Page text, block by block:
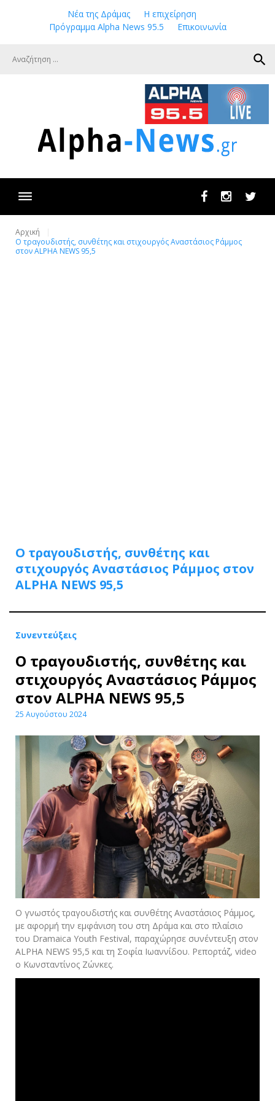
Νέα της Δράμας
Η επιχείρηση
Πρόγραμμα Alpha News 95.5
Επικοινωνία
search
FacebookInstagram
Αρχική
Ο τραγουδιστής, συνθέτης και στιχουργός Αναστάσιος Ράμμος
στον ALPHA NEWS 95,5
Ο τραγουδιστής, συνθέτης και
στιχουργός Αναστάσιος Ράμμος στον
ALPHA NEWS 95,5
Συνεντεύξεις
Ο τραγουδιστής, συνθέτης και
στιχουργός Αναστάσιος Ράμμος
στον ALPHA NEWS 95,5
25 Αυγούστου 2024
Ο γνωστός τραγουδιστής και συνθέτης Αναστάσιος Ράμμος,
με αφορμή την εμφάνιση του στη Δράμα και στο πλαίσιο
του Dramaica Youth Festival, παραχώρησε συνέντευξη στον
ALPHA NEWS 95,5 και τη Σοφία Ιωαννίδου. Ρεπορτάζ, video
ο Κωνσταντίνος Ζώνκες.